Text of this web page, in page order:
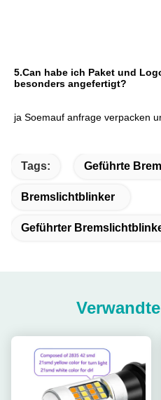
5.Can habe ich Paket und
besonders angefertigt?
ja Soemauf anfrage verpacken
Tags: Geführte
Bremslichtblinker
Geführter